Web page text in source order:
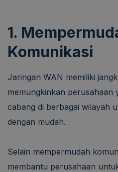
1.
Komunikasi
Jaringan WAN memiliki
memungkinkan perusahaan
cabang di berbagai wilayah
dengan mudah.
Selain mempermudah
membantu perusahaan